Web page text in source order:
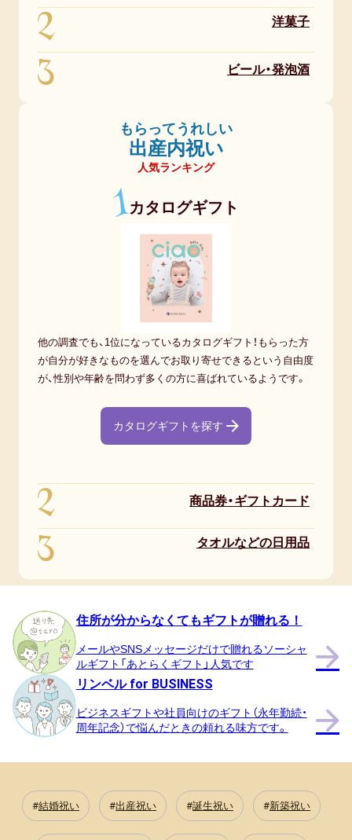
2 洋菓子
3 ビール・発泡酒
もらってうれしい
出産内祝い
人気ランキング
1カタログギフト
他の調査でも、1位になっているカタログギフト！もらった方
が自分が好きなものを選んでお取り寄せできるという自由度
が、性別や年齢を問わず多くの方に喜ばれているようです。
カタログギフトを探す
2 商品券・ギフトカード
3 タオルなどの日用品
住所が分からなくてもギフトが贈れる！
メールやSNSメッセージだけで贈れるソーシャ
ルギフト「あとらくギフト」人気です
リンベル for BUSINESS
ビジネスギフトや社員向けのギフト（永年勤続・
周年記念）で悩んだときの頼れる味方です。
結婚祝い 出産祝い 誕生祝い 新築祝い